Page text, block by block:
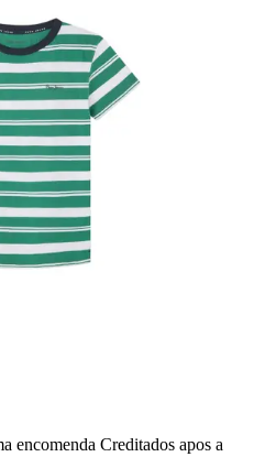
encomenda Creditados apos a